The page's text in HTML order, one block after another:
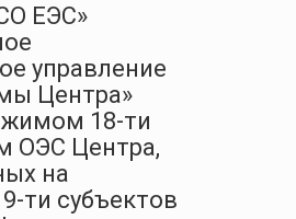
ЕЭС»
управление
Центра»
18-ти
ОЭС Центра,
на
ти субъектов